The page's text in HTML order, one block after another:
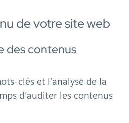
de votre site web
des contenus
clés et l’analyse de la
d’auditer les contenus